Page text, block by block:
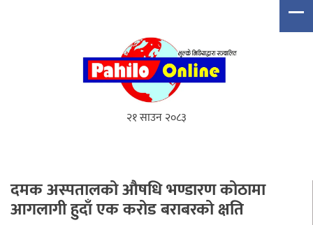
२१ साउन २०८३
दमक अस्पतालको औषधि भण्डारण कोठामा
आगलागी हुदाँ एक करोड बराबरको क्षति